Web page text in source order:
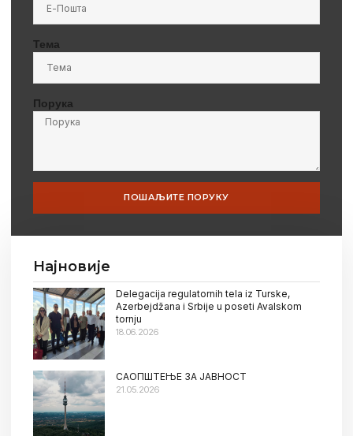
Тема
Порука
ПОШАЉИТЕ ПОРУКУ
Најновије
Delegacija regulatornih tela iz Turske,
Azerbejdžana i Srbije u poseti Avalskom
tornju
18.06.2026
САОПШТЕЊЕ ЗА ЈАВНОСТ
21.05.2026